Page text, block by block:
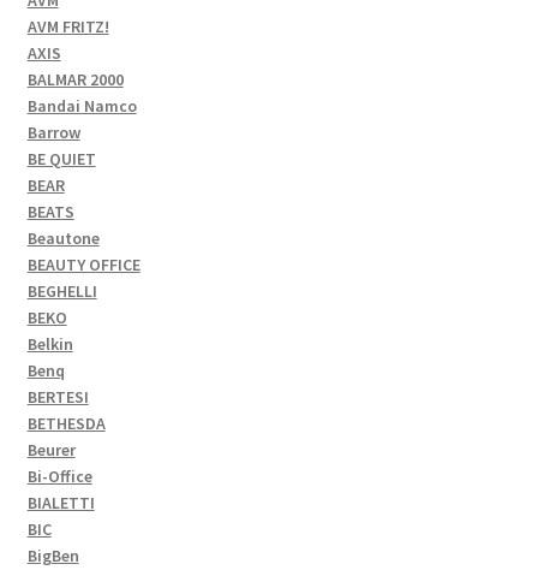
AVM FRITZ!
AXIS
BALMAR 2000
Bandai Namco
Barrow
BE QUIET
BEAR
BEATS
Beautone
BEAUTY OFFICE
BEGHELLI
BEKO
Belkin
Benq
BERTESI
BETHESDA
Beurer
Bi-Office
BIALETTI
BIC
BigBen